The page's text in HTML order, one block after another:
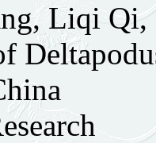
Liqi Qi,